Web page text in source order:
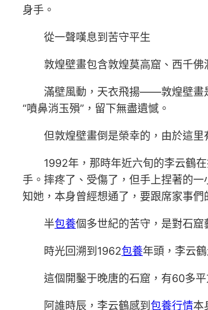
身手。
從一聲嘆息到苦守平生
敦煌壁畫包含敦煌莫高窟、西千佛
滿壁風動，天衣飛揚——敦煌壁畫是
“噴鼻消玉殞”，留下無盡遺憾。
但敦煌壁畫倒是榮幸的，由於這里
1992年，那時年近六旬的李云鶴在
手。摔疼了、受傷了，但手上捏著的
知她，本身曾經想通了，要跟席家事
半包養個多世紀的苦守，是對石窟
時光回溯到1962包養年頭，李云
這個開鑿于晚唐的石窟，有60多平
阿誰時辰，李云鶴感到 包養行情本